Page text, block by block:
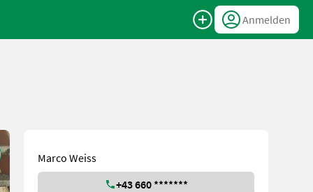
Anmelden
Marco Weiss
+43 660 *******